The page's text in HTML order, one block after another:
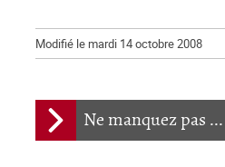
Ne manquez pas ...
Modifié le mardi 14 octobre 2008